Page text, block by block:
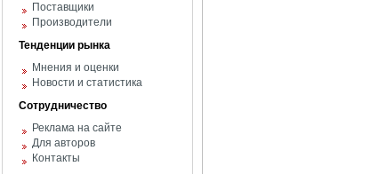
Поставщики
Производители
Тенденции рынка
Мнения и оценки
Новости и статистика
Сотрудничество
Реклама на сайте
Для авторов
Контакты